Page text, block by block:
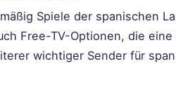
Spiele der spanischen
Free-TV-Optionen, die
wichtiger Sender für